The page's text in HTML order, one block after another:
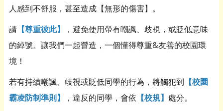
人感到不舒服，甚至造成【無形的傷害】。
請 【尊重彼此】
，避免使用帶有嘲諷、歧視，或貶低意味
的綽號。讓我們一起營造，一個懂得尊重&友善的校園環
境！
若有持續嘲諷、歧視或貶低同學的行為，將觸犯到 【校園
霸凌防制準則】
，違反的同學，會依 【校規】 處分。